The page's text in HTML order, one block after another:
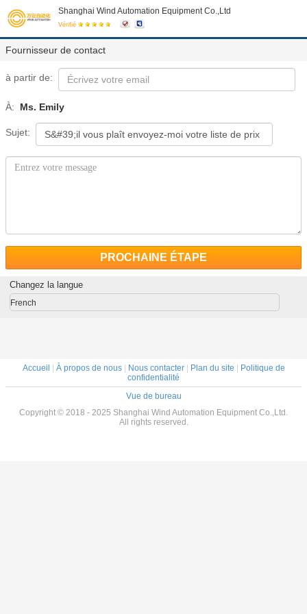
Shanghai Wind Automation Equipment Co.,Ltd
Vérifié
Fournisseur de contact
à partir de:
À: Ms. Emily
Sujet:
PROCHAINE ÉTAPE
Changez la langue
French
Accueil À propos de nous| Nous contacter| Plan du site
Politique de
confidentialité
Vue de bureau
Copyright © 2018 - 2025 Shanghai Wind Automation Equipment Co.,Ltd.
All rights reserved.